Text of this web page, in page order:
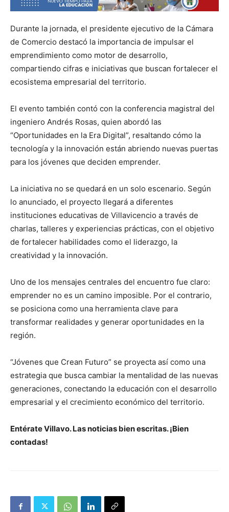
Durante la jornada, el presidente ejecutivo de la Cámara
de Comercio destacó la importancia de impulsar el
emprendimiento como motor de desarrollo,
compartiendo cifras e iniciativas que buscan fortalecer el
ecosistema empresarial del territorio.
El evento también contó con la conferencia magistral del
ingeniero Andrés Rosas, quien abordó las
“Oportunidades en la Era Digital”, resaltando cómo la
tecnología y la innovación están abriendo nuevas puertas
para los jóvenes que deciden emprender.
La iniciativa no se quedará en un solo escenario. Según
lo anunciado, el proyecto llegará a diferentes
instituciones educativas de Villavicencio a través de
charlas, talleres y experiencias prácticas, con el objetivo
de fortalecer habilidades como el liderazgo, la
creatividad y la innovación.
Uno de los mensajes centrales del encuentro fue claro:
emprender no es un camino imposible. Por el contrario,
se posiciona como una herramienta clave para
transformar realidades y generar oportunidades en la
región.
“Jóvenes que Crean Futuro” se proyecta así como una
estrategia que busca cambiar la mentalidad de las nuevas
generaciones, conectando la educación con el desarrollo
empresarial y el crecimiento económico del territorio.
Entérate Villavo. Las noticias bien escritas. ¡Bien
contadas!